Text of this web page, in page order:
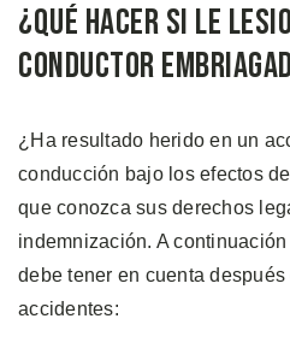
¿Qué Hacer si le
Conductor
¿Ha resultado herido en un
conducción bajo los efectos
que conozca sus derechos
indemnización. A
debe tener en cuenta
accidentes: